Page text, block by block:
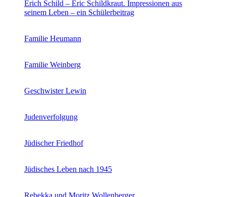
Erich Schild – Eric Schildkraut. Impressionen aus
seinem Leben – ein Schülerbeitrag
Familie Heumann
Familie Weinberg
Geschwister Lewin
Judenverfolgung
Jüdischer Friedhof
Jüdisches Leben nach 1945
Rebekka und Moritz Wollenberger